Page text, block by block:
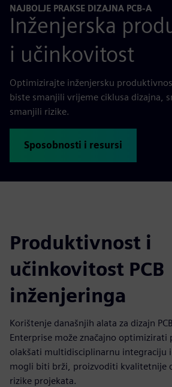
NAJBOLJE PRAKSE DIZAJNA PCB-A
Inženjerska
i učinkovitost
Optimizirajte inženjersku
biste smanjili vrijeme ciklusa dizajna,
smanjili rizike.
Sposobnosti i resursi
Produktivnost i
učinkovitost PCB
inženjeringa
Korištenje današnjih alata za dizajn
Enterprise može značajno optimizirati
olakšati multidisciplinarnu integraciju
mogli biti brži, proizvoditi kvalitetnije
rizike projekata.